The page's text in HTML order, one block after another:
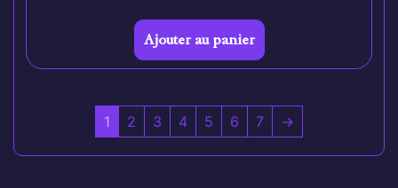
Ajouter au panier
1 2 3 4 5 6 7 →